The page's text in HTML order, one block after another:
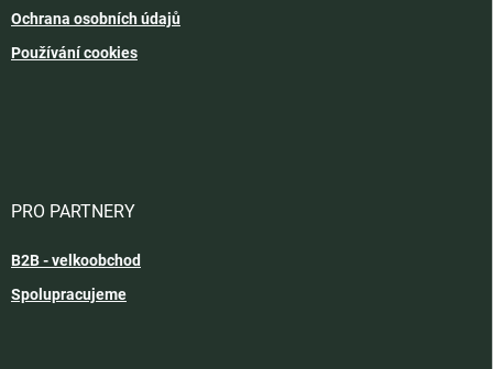
Ochrana osobních údajů
Používání cookies
PRO PARTNERY
B2B - velkoobchod
Spolupracujeme